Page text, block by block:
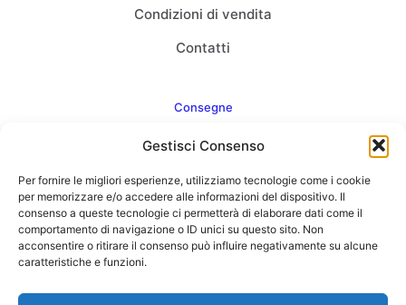
Gestisci Consenso
Per fornire le migliori esperienze, utilizziamo tecnologie come i cookie
per memorizzare e/o accedere alle informazioni del dispositivo. Il
consenso a queste tecnologie ci permetterà di elaborare dati come il
comportamento di navigazione o ID unici su questo sito. Non
acconsentire o ritirare il consenso può influire negativamente su alcune
caratteristiche e funzioni.
Condizioni di vendita
Contatti
Consegne
Come consegnamo
FAQ